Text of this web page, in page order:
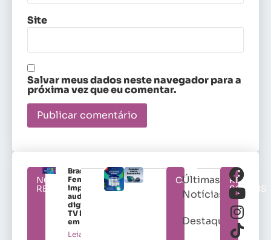
Site
Salvar meus dados neste navegador para a
próxima vez que eu comentar.
NOTÍCIAS
RELACIONADAS
Brasileirão
Feminino
impulsiona
audiência
digital da
TV Brasil
em 2026
Leia mais »
CATEGORIAS
Últimas
Notícias
Destaques
REDES
SOCIAIS